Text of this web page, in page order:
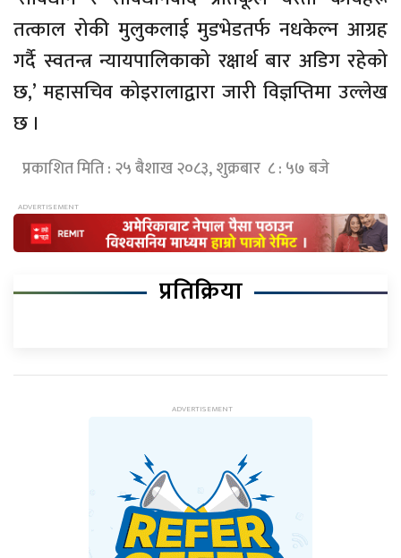
तत्काल रोकी मुलुकलाई मुडभेडतर्फ नधकेल्न आग्रह
गर्दै स्वतन्त्र न्यायपालिकाको रक्षार्थ बार अडिग रहेको
छ,’ महासचिव कोइरालाद्वारा जारी विज्ञप्तिमा उल्लेख
छ ।
प्रकाशित मिति : २५ बैशाख २०८३, शुक्रबार ८ : ५७ बजे
प्रतिक्रिया